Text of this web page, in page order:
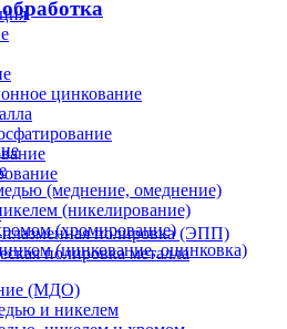
(меднение, омеднение)
(никелирование)
(хромирование)
(цинкование, оцинковка)
(МДО)
и никелем
цинкование
полировка (ЭПП)
полировка металла